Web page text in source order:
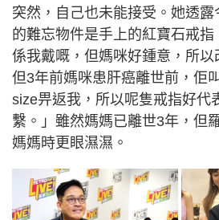
突然，自己也未能接受。她透
的難忘物件是手上的紅寶石戒
係我戴嘅，但媽咪好鍾意，所以
但3年前媽咪患肝癌離世前，佢
size畀返我，所以呢隻戒指好代
繫。」雖然媽媽已離世3年，但
媽媽時更眼濕濕。